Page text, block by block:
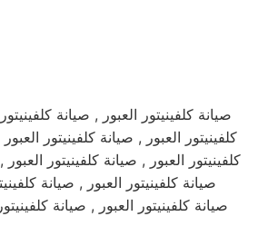
صيانة كلفينيتور العبور , صيانة
كلفينيتور العبور , صيانة كلفينيتور
كلفينيتور العبور , صيانة كلفينيتور
صيانة كلفينيتور العبور , صيانة
صيانة كلفينيتور العبور , صيانة